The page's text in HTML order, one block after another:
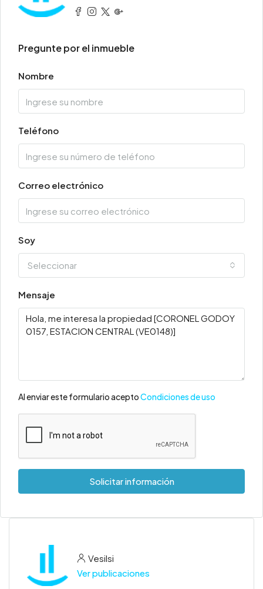
Pregunte por el inmueble
Nombre
Teléfono
Correo electrónico
Soy
Seleccionar
Mensaje
Al enviar este formulario aceptoCondiciones de uso
Solicitar información
Vesilsi
Ver publicaciones